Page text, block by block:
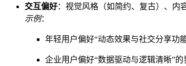
交互偏好：视觉风格（如简约、复古）、内
示例：
年轻用户偏好“动态效果与社交分享功
企业用户偏好“数据驱动与逻辑清晰”的